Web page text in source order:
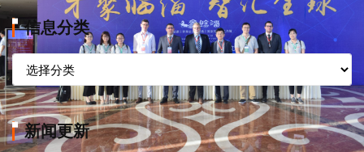
信息分类
信
息
分
类新闻更新